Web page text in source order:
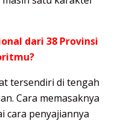
dari 38 Provinsi
tersendiri di tengah
Cara memasaknya
cara penyajiannya